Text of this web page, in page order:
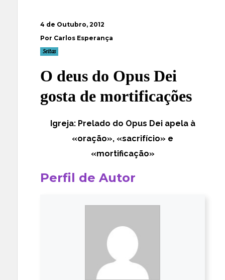
4 de Outubro, 2012
Por Carlos Esperança
Seitas
O deus do Opus Dei
gosta de mortificações
Igreja: Prelado do Opus Dei apela à
«oração», «sacrifício» e
«mortificação»
Perfil de Autor